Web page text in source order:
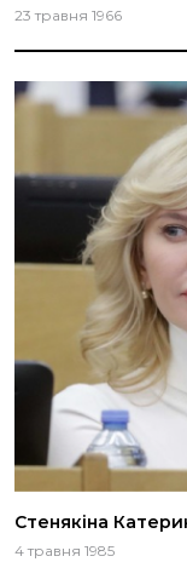
23 травня 1966
Стенякіна
4 травня 1985